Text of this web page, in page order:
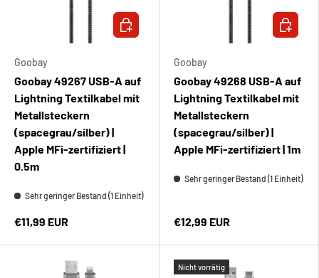
Goobay
Goobay 49267 USB-A auf
Lightning Textilkabel mit
Metallsteckern
(spacegrau/silber) |
Apple MFi-zertifiziert |
0.5m
Sehr geringer Bestand (1 Einheit)
€11,99 EUR
IN DEN WARENKORB
Goobay
Goobay 49268 USB-A auf
Lightning Textilkabel mit
Metallsteckern
(spacegrau/silber) |
Apple MFi-zertifiziert | 1m
Sehr geringer Bestand (1 Einheit)
€12,99 EUR
IN DEN
Nicht vorrätig